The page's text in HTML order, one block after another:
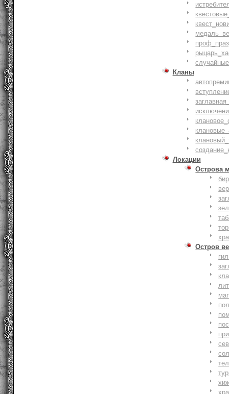
Кланы
Локации
Острова
Остров